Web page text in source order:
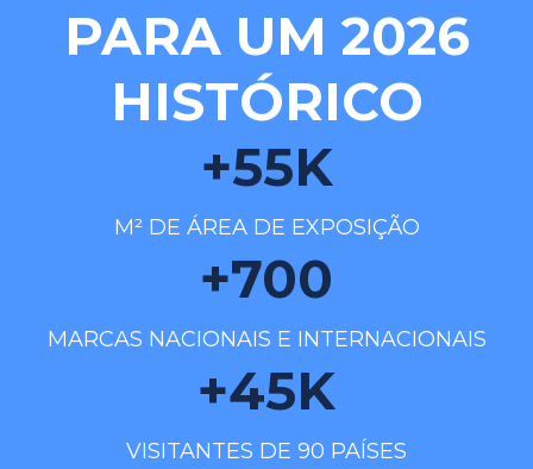
PARA UM 2026
HISTÓRICO
+55K
M² DE ÁREA DE EXPOSIÇÃO
+700
MARCAS NACIONAIS E INTERNACIONAIS
+45K
VISITANTES DE 90 PAÍSES